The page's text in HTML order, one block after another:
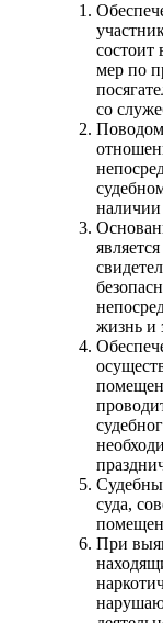
состоит
мер по
со
Поводом
жизнь и
суда,
При